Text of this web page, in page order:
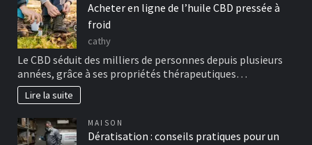
Acheter en ligne de l’huile CBD pressée à
froid
cathy
Le CBD séduit des milliers de personnes depuis plusieurs
années, grâce à ses propriétés thérapeutiques…
Lire la suite
MAISON
Dératisation : conseils pratiques pour un